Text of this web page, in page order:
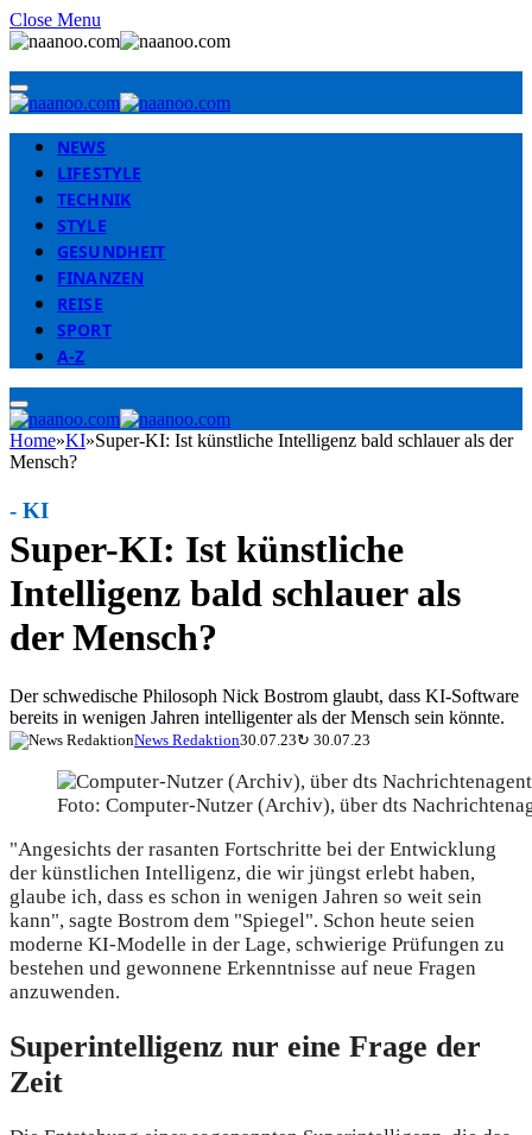
Close Menu
NEWS
LIFESTYLE
TECHNIK
STYLE
GESUNDHEIT
FINANZEN
REISE
SPORT
A-Z
Home»KI»Super-KI: Ist künstliche Intelligenz bald schlauer als der
Mensch?
Super-KI: Ist künstliche
Intelligenz bald schlauer als
der Mensch?
- KI
Der schwedische Philosoph Nick Bostrom glaubt, dass KI-Software
bereits in wenigen Jahren intelligenter als der Mensch sein könnte.
News Redaktion30.07.23↻ 30.07.23
Foto: Computer-Nutzer (Archiv), über dts
"Angesichts der rasanten Fortschritte bei der Entwicklung
der künstlichen Intelligenz, die wir jüngst erlebt haben,
glaube ich, dass es schon in wenigen Jahren so weit sein
kann", sagte Bostrom dem "Spiegel". Schon heute seien
moderne KI-Modelle in der Lage, schwierige Prüfungen zu
bestehen und gewonnene Erkenntnisse auf neue Fragen
anzuwenden.
Superintelligenz nur eine Frage der
Zeit